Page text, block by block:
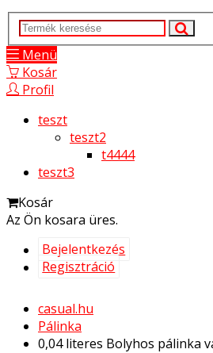
Menü
Kosár
Profil
teszt
teszt2
t4444
teszt3
Kosár
Az Ön kosara üres.
Bejelentkezés
Regisztráció
casual.hu
Pálinka
0,04 literes Bolyhos pálinka